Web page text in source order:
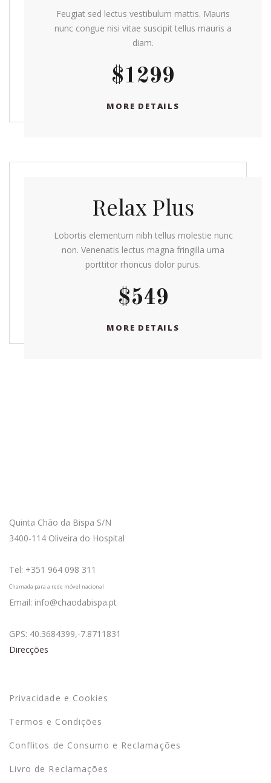
Feugiat sed lectus vestibulum mattis. Mauris
nunc congue nisi vitae suscipit tellus mauris a
diam.
$1299
MORE DETAILS
Relax Plus
Lobortis elementum nibh tellus molestie nunc
non. Venenatis lectus magna fringilla urna
porttitor rhoncus dolor purus.
$549
MORE DETAILS
Quinta Chão da Bispa S/N
3400-114 Oliveira do Hospital
Tel: +351 964 098 311
Chamada para a rede móvel nacional
Email: info@chaodabispa.pt
GPS: 40.3684399,-7.8711831
Direcções
Privacidade e Cookies
Termos e Condições
Conflitos de Consumo e Reclamações
Livro de Reclamações